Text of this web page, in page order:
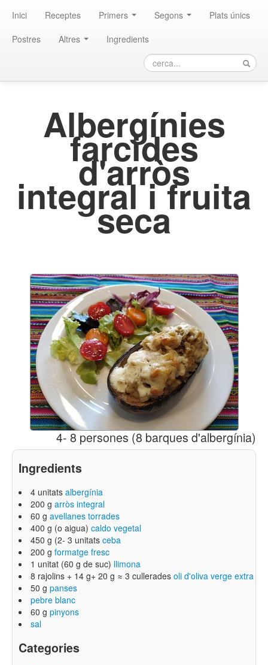
Inici Receptes Primers Segons
Plats únics
Postres
Altres Ingredients
Albergínies
farcides
d'arròs
integral i fruita
seca
4- 8 persones (8 barques d'albergínia)
Ingredients
4 unitats albergínia
200 g arròs integral
60 g avellanes torrades
400 g (o aigua) caldo vegetal
450 g (2- 3 unitats ceba
200 g formatge fresc
1 unitat (60 g de suc) llimona
8 rajolins + 14 g+ 20 g ≈ 3 cullerades oli d'oliva verge extra
50 g panses
pebre blanc
60 g pinyons
sal
Categories